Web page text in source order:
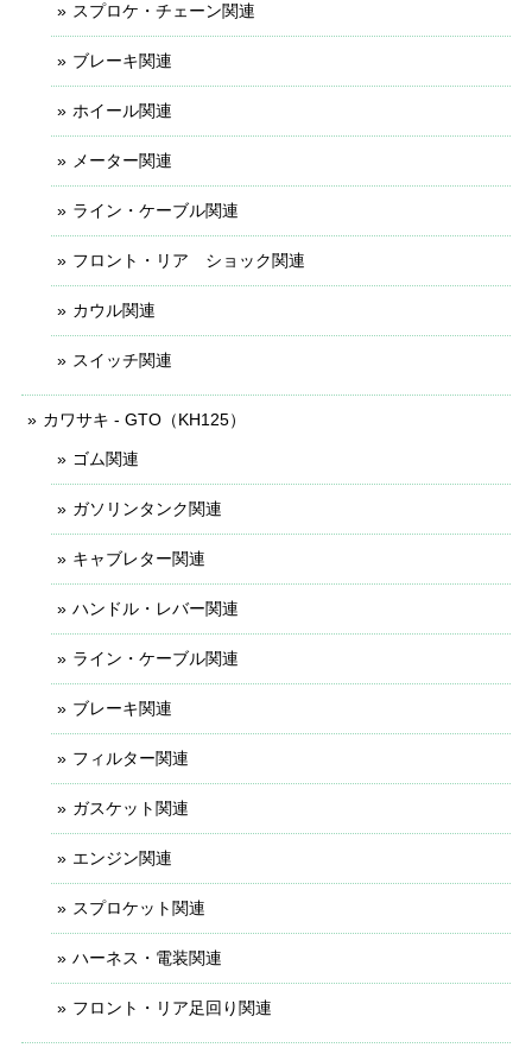
スプロケ・チェーン関連
ブレーキ関連
ホイール関連
メーター関連
ライン・ケーブル関連
フロント・リア ショック関連
カウル関連
スイッチ関連
カワサキ - GTO（KH125）
ゴム関連
ガソリンタンク関連
キャブレター関連
ハンドル・レバー関連
ライン・ケーブル関連
ブレーキ関連
フィルター関連
ガスケット関連
エンジン関連
スプロケット関連
ハーネス・電装関連
フロント・リア足回り関連